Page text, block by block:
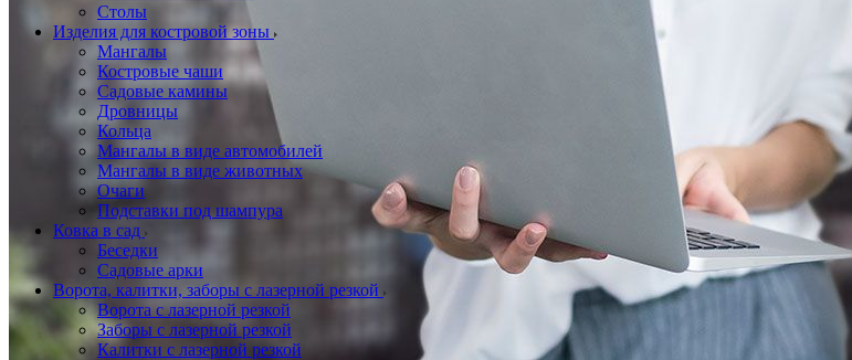
Столы
Изделия для костровой зоны
Мангалы
Костровые чаши
Садовые камины
Дровницы
Кольца
Мангалы в виде автомобилей
Мангалы в виде животных
Очаги
Подставки под шампура
Ковка в сад
Беседки
Садовые арки
Ворота, калитки, заборы с лазерной резкой
Ворота с лазерной резкой
Заборы с лазерной резкой
Калитки с лазерной резкой